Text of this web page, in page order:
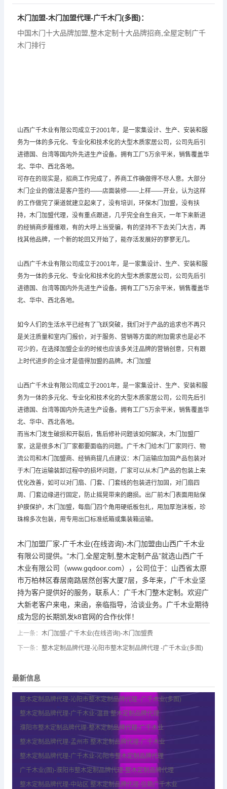
木门加盟-木门加盟代理-广千木门(多图)：
中国木门十大品牌加盟 整木定制十大品牌招商 全屋定制广千
木门排行
山西广千木业有限公司成立于2001年，是一家集设计、生产、安装和服
务为一体的多元化、专业化和技术化的大型木质家居公司，公司先后引
进德国、台湾等国内外先进生产设备。拥有工厂5万余平米，销售覆盖华
北、华中、西北各地。
可存在的现实是，招商工作完成了，养商工作确做得不尽人意。大部分
木门企业的做法是客户签约——店面装修——上样——开业，认为这样
的工作做完了渠道就建立起来了，没有培训，环保木门加盟，没有扶
持，木门加盟代理，没有重点跟进，几乎完全自生自灭，一年下来新进
的经销商步履维艰，有的大呼上当受骗，有的坚持不下去关门大吉，再
找其他品牌，一个新的轮回又开始了，能存活发展好的寥寥无几。
山西广千木业有限公司成立于2001年，是一家集设计、生产、安装和服
务为一体的多元化、专业化和技术化的大型木质家居公司，公司先后引
进德国、台湾等国内外先进生产设备。拥有工厂5万余平米，销售覆盖华
北、华中、西北各地。
如今人们的生活水平已经有了飞跃突破，我们对于产品的追求也不再只
是关注质量和室内门报价，对于服务、营销等方面的附加需求也是必不
可少的，在选择加盟企业的时候也应该多关注品牌的营销创意，只有跟
上时代进步的企业才是值得加盟的品牌。木门加盟
山西广千木业有限公司成立于2001年，是一家集设计、生产、安装和服
务为一体的多元化、专业化和技术化的大型木质家居公司，公司先后引
进德国、台湾等国内外先进生产设备。拥有工厂5万余平米，销售覆盖华
北、华中、西北各地。
而当木门发生破损和开裂后，售后修补问题该如何解决，木门加盟厂
家，这是很多木门厂家都要面临的问题。 广千木门 给木门厂家同行、物
流公司和木门加盟商、经销商提几点建议：木门运输应加固产品包装对
于木门在运输装卸过程中的损坏问题，厂家可以从木门产品的包装上来
优化改善，如可以对门扇、门套、门套线的包装进行加固，对门扇四
周、门套边缘进行固定，防止摇晃带来的磨损。出厂前木门表面用贴保
护膜保护，木门加盟，每扇门四个角用硬纸板包扎，用加厚泡沫板，珍
珠棉多次包装，用专用出口标准纸箱或集装箱运输。
木门加盟厂家-广千木业(在线咨询)-木门加盟由山西广千木业
有限公司提供。“木门,全屋定制,整木定制产品”就选山西广千
木业有限公司（www.gqdoor.com），公司位于：山西省太原
市万柏林区春居南路居然创客大厦7层，多年来，广千木业坚
持为客户提供好的服务，联系人：广千木门整木定制。欢迎广
大新老客户来电，来函，亲临指导，洽谈业务。广千木业期待
成为您的长期凯发k8官网的合作伙伴！
上一条： 木门加盟-广千木业(在线咨询)-木门加盟费
下一条： 整木定制品牌代理-沁阳市整木定制品牌代理 -广千木业(多图)
最新信息
整木定制品牌代理-沁阳市整木定制品牌代理 -广千木业(多图)
整木定制品牌代理-广千木业-温县 整木定制品牌代理
濮阳市整木定制品牌代理-整木定制品牌代理-广千木业
整木定制品牌代理-孟州市 整木定制品牌代理-广千木业
整木定制品牌代理-广千木业-沁阳市整木定制品牌代理
广千木业(图)-濮阳市整木定制品牌代理-整木定制品牌代理
整木定制品牌代理-中站区 整木定制品牌代理-信赖广千木业